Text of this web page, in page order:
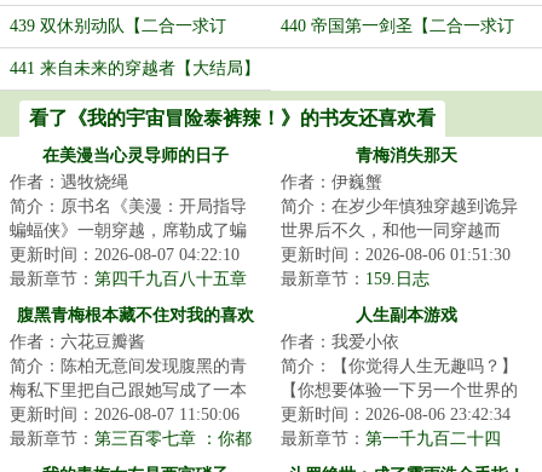
求订阅！】 阅！】
439 双休别动队【二合一求订
阅！】
440 帝国第一剑圣【二合一求订
441 来自未来的穿越者【大结局】
看了《我的宇宙冒险泰裤辣！》的书友还喜欢看
在美漫当心灵导师的日子
作者：遇牧烧绳
简介：原书名《美漫：开局指导
蝙蝠侠》一朝穿越，席勒成了蝙
蝠侠的老师，哥谭大学心理学教
授。刚来第一天...
更新时间：2026-08-07 04:22:10
最新章节： 第四千九百八十五章
前进约克前进（三）
青梅消失那天
作者：伊巍蟹
简介：在岁少年慎独穿越到诡异
世界后不久，和他一同穿越而
来、刚答应了他的告白的青梅突
然离奇消失。慎独...
更新时间：2026-08-06 01:51:30
最新章节： 159.日志
腹黑青梅根本藏不住对我的喜欢
作者：六花豆瓣酱
简介：陈柏无意间发现腹黑的青
梅私下里把自己跟她写成了一本
禁忌小说中的男女主？当这个秘
密无意间被撞破...
更新时间：2026-08-07 11:50:06
最新章节： 第三百零七章 ：你都
没那样“宠溺”的喊过我呢（4K）
人生副本游戏
作者：我爱小依
简介：【你觉得人生无趣吗？】
【你想要体验一下另一个世界的
不同人生吗？】【我们有富豪，
杀手，猎人，乞...
更新时间：2026-08-06 23:42:34
最新章节： 第一千九百二十四
章：副本奖励（大章求月票）